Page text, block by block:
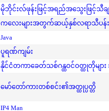
မိုဘိုင်းလ်ဖုန်းဖြင့်အရည်အသွေးဖြင့်သီချင်
ကလေးများအတွက်ဆယ့်နှစ်လရာသီပန်း
Java
ပူရဏ်ကျမ်း
နိုင်ငံတကာခေတ်သစ်ဂန္ထဝင်ဝတ္ထုတိုများ
မော်တော်ကားတစ်စင်း၏အတ္ထုပ္ပတ္တိ
IP4 Man